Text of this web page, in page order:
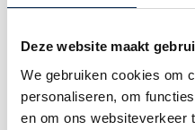
Deze website maakt
We gebruiken cookies om
personaliseren, om
en om ons websiteverkeer